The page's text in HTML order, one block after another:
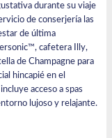
durante su viaje
de conserjería las
de última
cafetera Illy,
de Champagne para
hincapié en el
acceso a spas
lujoso y relajante.